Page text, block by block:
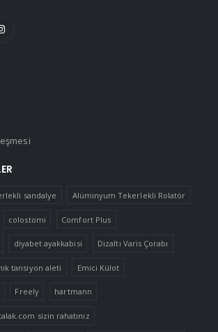
sandalye Alüminyum Tekerlekli Rolatör
colostomi Comfort Plus
diyabet ayakkabisi Dizaltı Varis Çorabı
tansiyon aleti Emici Külot
Freely hartmann
sizin rahatınız